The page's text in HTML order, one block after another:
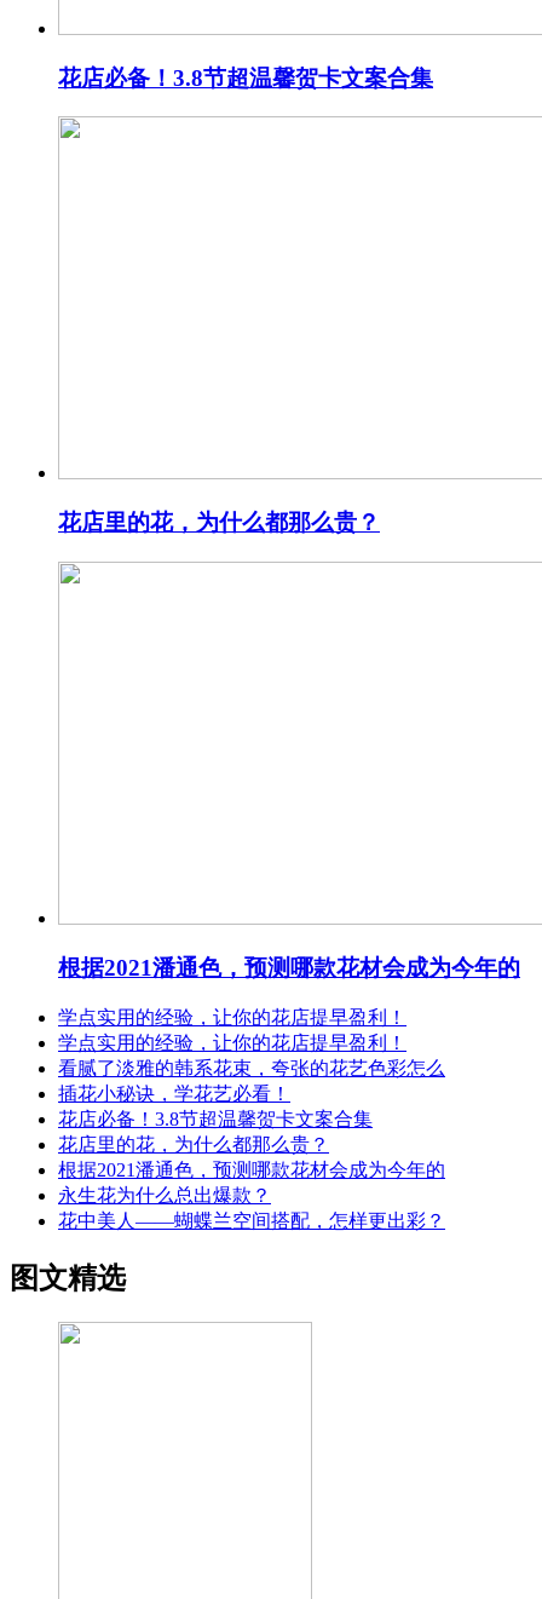
花店必备！3.8节超温馨贺卡文案合集
花店里的花，为什么都那么贵？
根据2021潘通色，预测哪款花材会成为今年的
学点实用的经验，让你的花店提早盈利！
学点实用的经验，让你的花店提早盈利！
看腻了淡雅的韩系花束，夸张的花艺色彩怎么
插花小秘诀，学花艺必看！
花店必备！3.8节超温馨贺卡文案合集
花店里的花，为什么都那么贵？
根据2021潘通色，预测哪款花材会成为今年的
永生花为什么总出爆款？
花中美人——蝴蝶兰空间搭配，怎样更出彩？
图文精选